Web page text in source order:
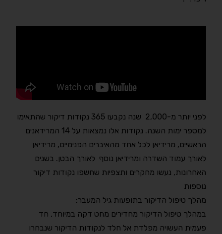
לפני יותר מ-2,000 שנה נקבעו 365 נקודות דיקור שהתאימו
למספר ימות השנה. נקודות אלו נמצאות על 14 המרידאנים
הראשיים, מרידיאן לכל אחד מהאיברים הפנימיים, מרידיאן
לאורך עמוד השדרה ומרידיאן נוסף לאורך הבטן. בשנים
האחרונות, נעשו מחקרים ותצפיות שחשפו נקודות דיקור
נוספות
מהלך טיפול הדיקור בתופעות גיל המעבר:
במהלך טיפול הדיקור מחדירים מחט דקה במיוחד, חד
פעמית העשויה מפלדת אל חלד לנקודות הדיקור שנבחרו